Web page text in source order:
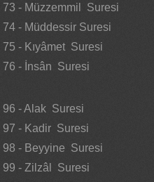
73 - Müzzemmil Suresi
74 - Müddessir Suresi
75 - Kıyâmet Suresi
76 - İnsân Suresi
96 - Alak Suresi
97 - Kadir Suresi
98 - Beyyine Suresi
99 - Zilzâl Suresi